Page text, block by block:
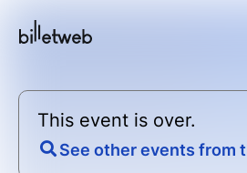
This event is over.
See other events from